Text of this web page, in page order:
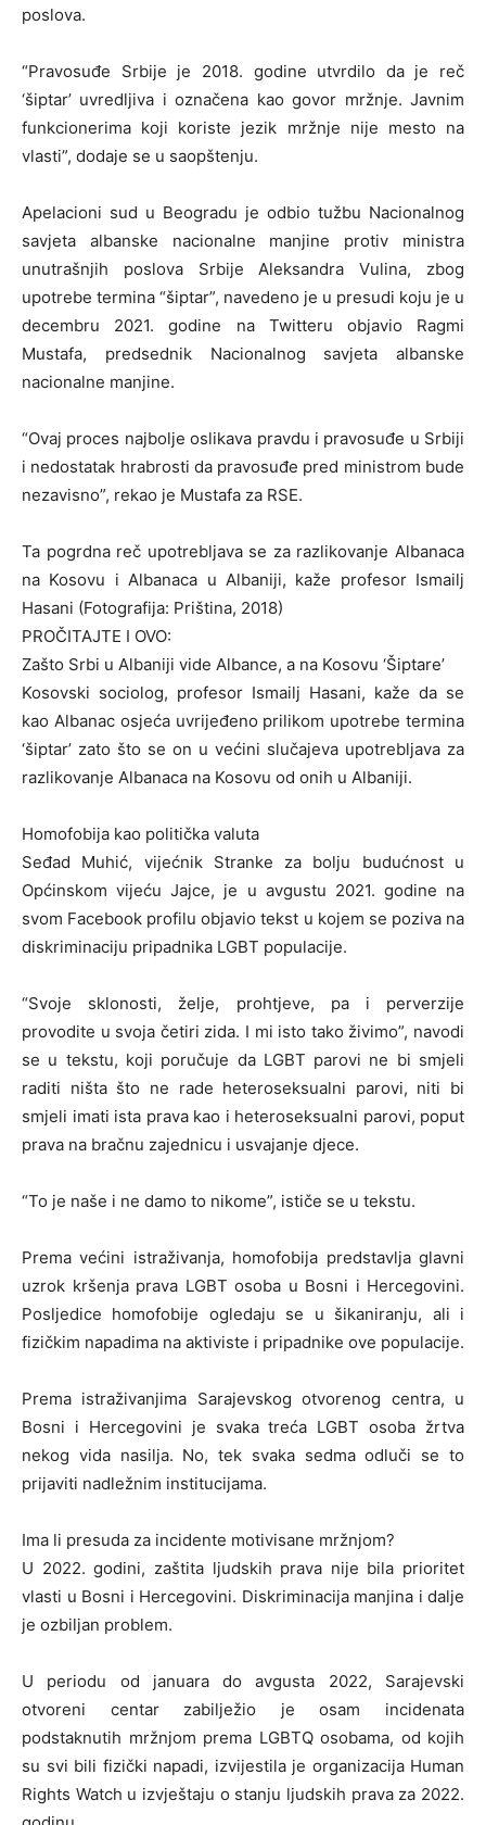
poslova.
“Pravosuđe Srbije je 2018. godine utvrdilo da je reč
‘šiptar’ uvredljiva i označena kao govor mržnje. Javnim
funkcionerima koji koriste jezik mržnje nije mesto na
vlasti”, dodaje se u saopštenju.
Apelacioni sud u Beogradu je odbio tužbu Nacionalnog
savjeta albanske nacionalne manjine protiv ministra
unutrašnjih poslova Srbije Aleksandra Vulina, zbog
upotrebe termina “šiptar”, navedeno je u presudi koju je u
decembru 2021. godine na Twitteru objavio Ragmi
Mustafa, predsednik Nacionalnog savjeta albanske
nacionalne manjine.
“Ovaj proces najbolje oslikava pravdu i pravosuđe u Srbiji
i nedostatak hrabrosti da pravosuđe pred ministrom bude
nezavisno”, rekao je Mustafa za RSE.
Ta pogrdna reč upotrebljava se za razlikovanje Albanaca
na Kosovu i Albanaca u Albaniji, kaže profesor Ismailj
Hasani (Fotografija: Priština, 2018)
PROČITAJTE I OVO:
Zašto Srbi u Albaniji vide Albance, a na Kosovu ‘Šiptare’
Kosovski sociolog, profesor Ismailj Hasani, kaže da se
kao Albanac osjeća uvrijeđeno prilikom upotrebe termina
‘šiptar’ zato što se on u većini slučajeva upotrebljava za
razlikovanje Albanaca na Kosovu od onih u Albaniji.
Homofobija kao politička valuta
Seđad Muhić, vijećnik Stranke za bolju budućnost u
Općinskom vijeću Jajce, je u avgustu 2021. godine na
svom Facebook profilu objavio tekst u kojem se poziva na
diskriminaciju pripadnika LGBT populacije.
“Svoje sklonosti, želje, prohtjeve, pa i perverzije
provodite u svoja četiri zida. I mi isto tako živimo”, navodi
se u tekstu, koji poručuje da LGBT parovi ne bi smjeli
raditi ništa što ne rade heteroseksualni parovi, niti bi
smjeli imati ista prava kao i heteroseksualni parovi, poput
prava na bračnu zajednicu i usvajanje djece.
“To je naše i ne damo to nikome”, ističe se u tekstu.
Prema većini istraživanja, homofobija predstavlja glavni
uzrok kršenja prava LGBT osoba u Bosni i Hercegovini.
Posljedice homofobije ogledaju se u šikaniranju, ali i
fizičkim napadima na aktiviste i pripadnike ove populacije.
Prema istraživanjima Sarajevskog otvorenog centra, u
Bosni i Hercegovini je svaka treća LGBT osoba žrtva
nekog vida nasilja. No, tek svaka sedma odluči se to
prijaviti nadležnim institucijama.
Ima li presuda za incidente motivisane mržnjom?
U 2022. godini, zaštita ljudskih prava nije bila prioritet
vlasti u Bosni i Hercegovini. Diskriminacija manjina i dalje
je ozbiljan problem.
U periodu od januara do avgusta 2022, Sarajevski
otvoreni centar zabilježio je osam incidenata
podstaknutih mržnjom prema LGBTQ osobama, od kojih
su svi bili fizički napadi, izvijestila je organizacija Human
Rights Watch u izvještaju o stanju ljudskih prava za 2022.